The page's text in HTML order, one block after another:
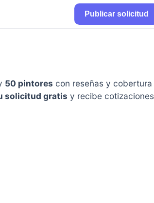
Publicar solicitud
50 pintores con reseñas y cobertura
solicitud gratis y recibe cotizaciones